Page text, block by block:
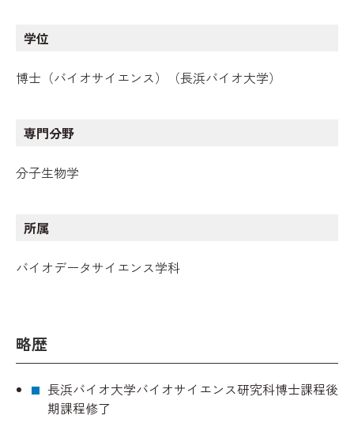
学位
博士（バイオサイエンス）（長浜バイオ大学）
専門分野
分子生物学
所属
バイオデータサイエンス学科
略歴
長浜バイオ大学バイオサイエンス研究科博士課程後
期課程修了